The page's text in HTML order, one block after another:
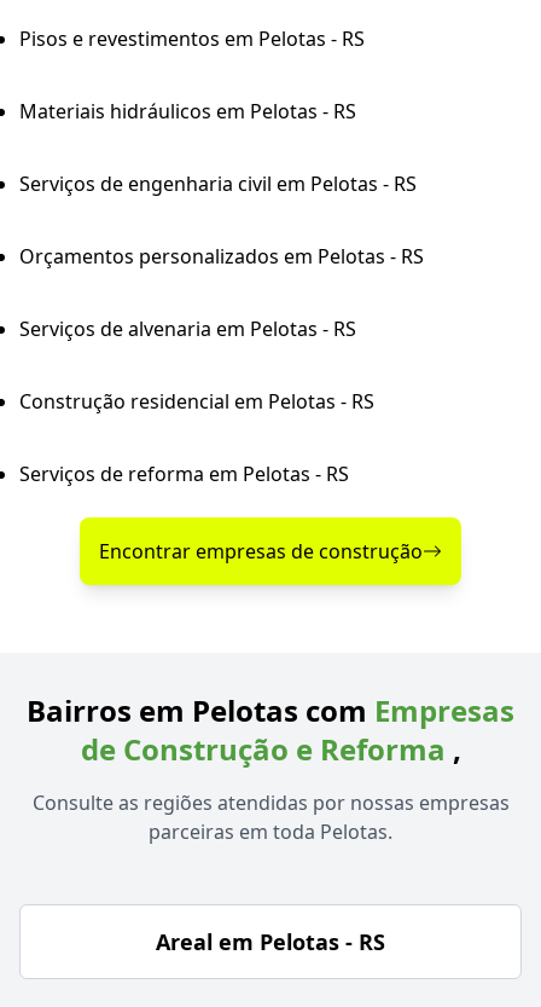
Pisos e revestimentos em Pelotas - RS
Materiais hidráulicos em Pelotas - RS
Serviços de engenharia civil em Pelotas - RS
Orçamentos personalizados em Pelotas - RS
Serviços de alvenaria em Pelotas - RS
Construção residencial em Pelotas - RS
Serviços de reforma em Pelotas - RS
Encontrar empresas de construção
Bairros em Pelotas com Empresas
de Construção e Reforma ,
Consulte as regiões atendidas por nossas empresas
parceiras em toda Pelotas.
Areal em Pelotas - RS